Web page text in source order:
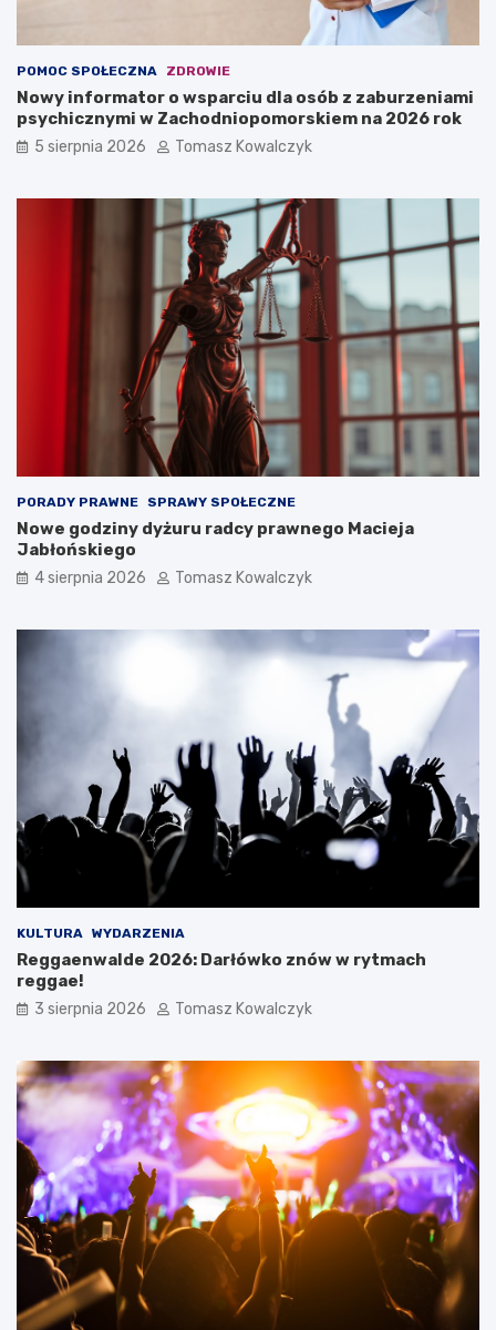
POMOC SPOŁECZNA ZDROWIE
Nowy informator o wsparciu dla osób z zaburzeniami
psychicznymi w Zachodniopomorskiem na 2026 rok
5 sierpnia 2026 Tomasz Kowalczyk
PORADY PRAWNE SPRAWY SPOŁECZNE
Nowe godziny dyżuru radcy prawnego Macieja
Jabłońskiego
4 sierpnia 2026 Tomasz Kowalczyk
KULTURA WYDARZENIA
Reggaenwalde 2026: Darłówko znów w rytmach
reggae!
3 sierpnia 2026 Tomasz Kowalczyk